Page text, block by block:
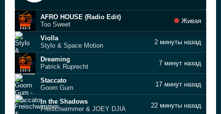
AFRO HOUSE (Radio Edit)
Too Sweet
Живая
Violla
Stylo & Space Motion
2 минуты назад
Dreaming
Patrick Ruprecht
7 минут назад
Staccato
Goom Gum
17 минут назад
In the Shadows
Freischwimmer & JOEY DJIA
22 минуты назад